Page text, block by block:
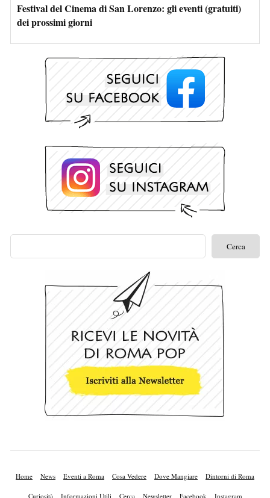
Festival del Cinema di San Lorenzo: gli eventi (gratuiti)
dei prossimi giorni
Home News Eventi a Roma Cosa Vedere Dove Mangiare Dintorni di Roma
Curiosità Informazioni Utili Cerca Newsletter Facebook Instagram